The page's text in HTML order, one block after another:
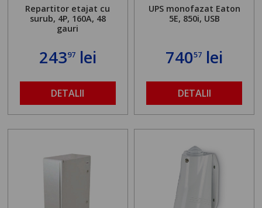
Repartitor etajat cu
surub, 4P, 160A, 48
gauri
24397lei
DETALII
UPS monofazat Eaton
5E, 850i, USB
74057 lei
DETALII